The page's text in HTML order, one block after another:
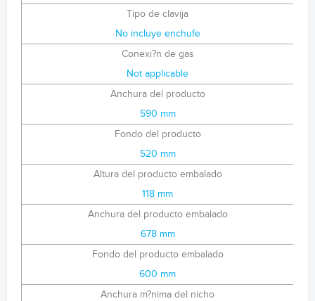
Tipo de clavija
No incluye enchufe
Conexi?n de gas
Not applicable
Anchura del producto
590 mm
Fondo del producto
520 mm
Altura del producto embalado
118 mm
Anchura del producto embalado
678 mm
Fondo del producto embalado
600 mm
Anchura m?nima del nicho